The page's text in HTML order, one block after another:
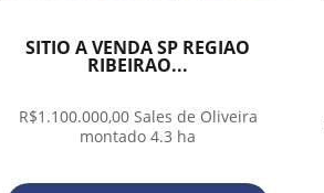
SITIO A VENDA SP REGIAO
RIBEIRAO...
R$1.100.000,00 Sales de Oliveira
montado 4.3 ha